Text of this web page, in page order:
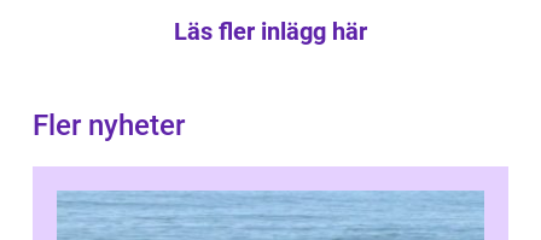
Läs fler inlägg här
Fler nyheter